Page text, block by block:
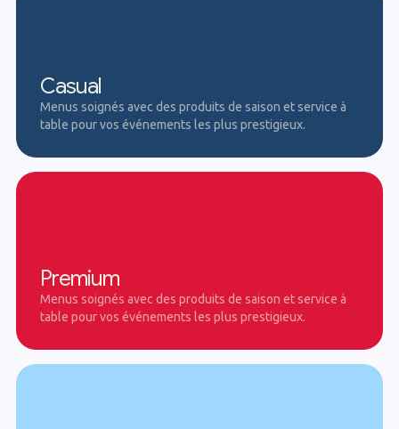
Casual
Menus soignés avec des produits de saison et service à
table pour vos événements les plus prestigieux.
Premium
Menus soignés avec des produits de saison et service à
table pour vos événements les plus prestigieux.